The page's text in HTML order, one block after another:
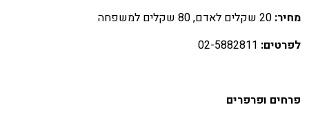
20 שקלים לאדם, 80 שקלים למשפחה
02-5882811
ופרפרים